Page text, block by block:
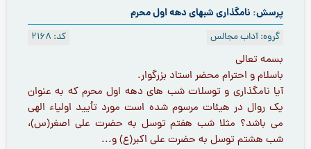
پرسش: نامگذاری شبهای دهه اول محرم
کد: 2168 گروه: آداب مجالس
بسمه تعالی
باسلام و احترام محضر استاد بزرگوار.
آیا نامگذاری و توسلات شب های دهه اول محرم که به عنوان
یک روال در هیئات مرسوم شده است مورد تأیید اولیاء الهی
می باشد؟ مثلا شب هفتم توسل به حضرت علی اصغر(س)،
شب هشتم توسل به حضرت علی اکبر(ع) و...